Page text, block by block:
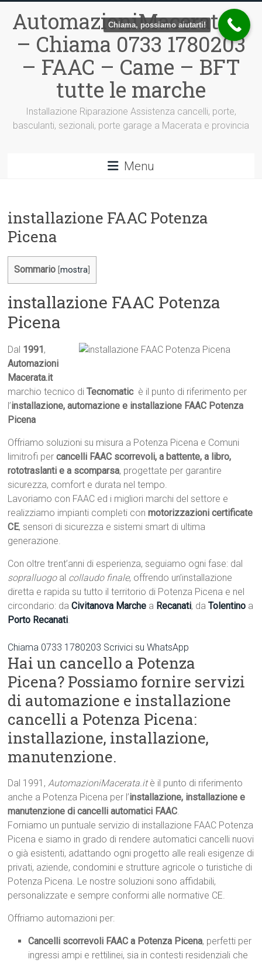
contenuto
AutomazioniMacerata.it
– Chiama 0733 1780203
– FAAC – Came – BFT
tutte le marche
Installazione Riparazione Assistenza cancelli, porte,
basculanti, sezionali, porte garage a Macerata e provincia
Menu
installazione FAAC Potenza
Picena
Sommario [mostra
installazione FAAC Potenza
Picena
Dal 1991 ,
Automazioni
Macerata.it
marchio tecnico diTecnomatic  è il punto di riferimento per
l’installazione, automazione e installazione FAAC Potenza
Picena
Offriamo soluzioni su misura a Potenza Picena e Comuni
limitrofi percancelli FAAC scorrevoli, a battente, a libro,
rototraslanti e a scomparsa, progettate per garantire
sicurezza, comfort e durata nel tempo.
Lavoriamo con FAAC ed i migliori marchi del settore e
realizziamo impianti completi conmotorizzazioni certificate
CE, sensori di sicurezza e sistemi smart di ultima
generazione.
Con oltre trent’anni di esperienza, seguiamo ogni fase: dal
sopralluogo al collaudo finale, offrendo un’installazione
diretta e rapida su tutto il territorio di Potenza Picena e nel
circondario: daCivitanova Marche a Recanati, daTolentino a
Porto Recanati.
Chiama 0733 1780203 Scrivici su WhatsApp
Hai un cancello a Potenza
Picena? Possiamo fornire servizi
di automazione e installazione
cancelli a Potenza Picena:
installazione, installazione,
manutenzione.
Dal 1991,AutomazioniMacerata.itè il punto di riferimento
anche a Potenza Picena per l’installazione, installazione e
manutenzione di cancelli automatici FAAC.
Forniamo un puntuale servizio di installazione FAAC Potenza
Picena e siamo in grado di rendere automatici cancelli nuovi
o già esistenti, adattando ogni progetto alle reali esigenze di
privati, aziende, condomini e strutture agricole o turistiche di
Potenza Picena. Le nostre soluzioni sono affidabili,
personalizzate e sempre conformi alle normative CE.
Offriamo automazioni per:
Cancelli scorrevoli FAAC a Potenza Picena, perfetti per
ingressi ampi e rettilinei, sia in contesti residenziali che
Chiama, possiamo aiutarti!